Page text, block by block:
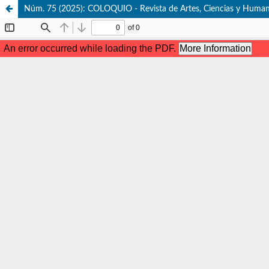
Núm. 75 (2025): COLOQUIO - Revista de Artes, Ciencias y